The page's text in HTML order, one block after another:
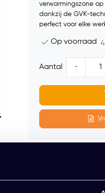
verwarmingszone
dankzij de GVK-
perfect voor elke
Op voorraad
Aantal -
Meer dan 20 jaar